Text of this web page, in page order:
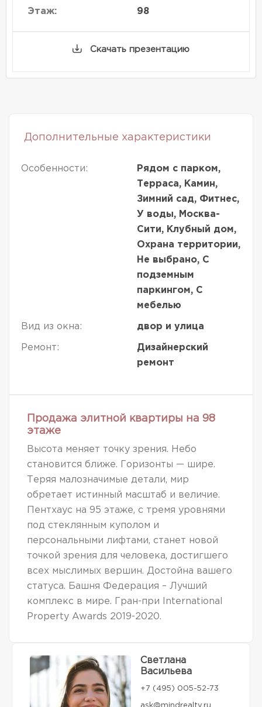
Этаж: 98
Скачать презентацию
Дополнительные характеристики
Особенности:
Рядом с парком,
Терраса, Камин,
Зимний сад, Фитнес,
У воды, Москва-
Сити, Клубный дом,
Охрана территории,
Не выбрано, С
подземным
паркингом, С
мебелью
Вид из окна: двор и улица
Ремонт:
Дизайнерский
ремонт
Продажа элитной квартиры на 98
этаже
Высота меняет точку зрения. Небо
становится ближе. Горизонты — шире.
Теряя малозначимые детали, мир
обретает истинный масштаб и величие.
Пентхаус на 95 этаже, с тремя уровнями
под стеклянным куполом и
персональными лифтами, станет новой
точкой зрения для человека, достигшего
всех мыслимых вершин. Достойна вашего
статуса. Башня Федерация – Лучший
комплекс в мире. Гран-при International
Property Awards 2019-2020.
Светлана
Васильева
+7 (495) 005-52-73
ask@mindrealty.ru